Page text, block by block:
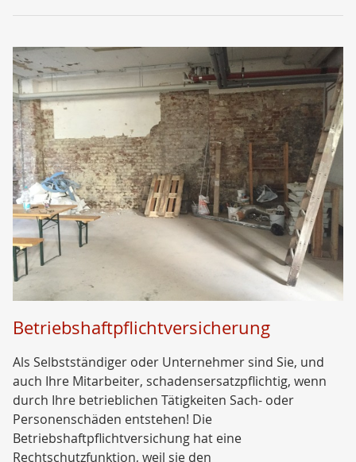
Betriebshaftpflichtversicherung
Als Selbstständiger oder Unternehmer sind Sie, und
auch Ihre Mitarbeiter, schadensersatzpflichtig, wenn
durch Ihre betrieblichen Tätigkeiten Sach- oder
Personenschäden entstehen! Die
Betriebshaftpflichtversichung hat eine
Rechtschutzfunktion, weil sie den